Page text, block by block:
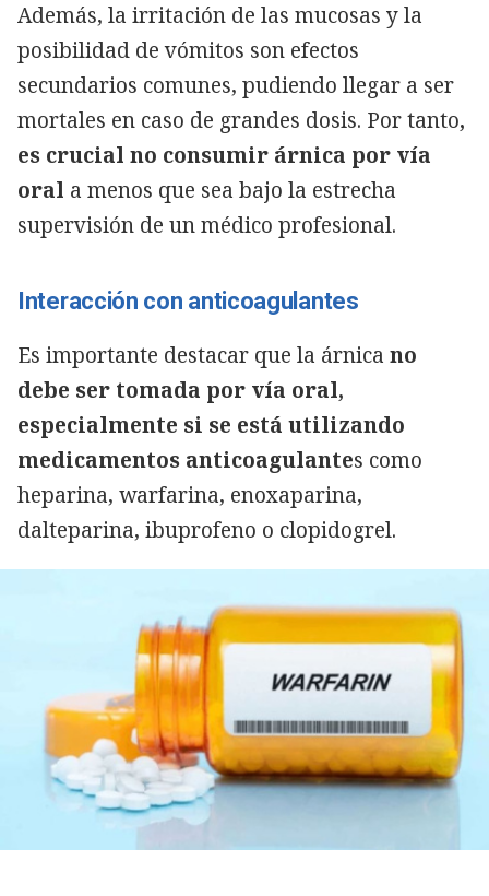
Además, la irritación de las mucosas y la
posibilidad de vómitos son efectos
secundarios comunes, pudiendo llegar a ser
mortales en caso de grandes dosis. Por tanto,
es crucial no consumir árnica por vía
oral a menos que sea bajo la estrecha
supervisión de un médico profesional.
Interacción con anticoagulantes
Es importante destacar que la árnica no
debe ser tomada por vía oral,
especialmente si se está utilizando
medicamentos anticoagulantes como
heparina, warfarina, enoxaparina,
dalteparina, ibuprofeno o clopidogrel.